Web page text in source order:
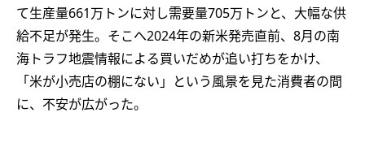
て生産量661万トンに対し需要量705万トンと、大幅な供
給不足が発生。そこへ2024年の新米発売直前、8月の南
海トラフ地震情報による買いだめが追い打ちをかけ、
「米が小売店の棚にない」という風景を見た消費者の間
に、不安が広がった。